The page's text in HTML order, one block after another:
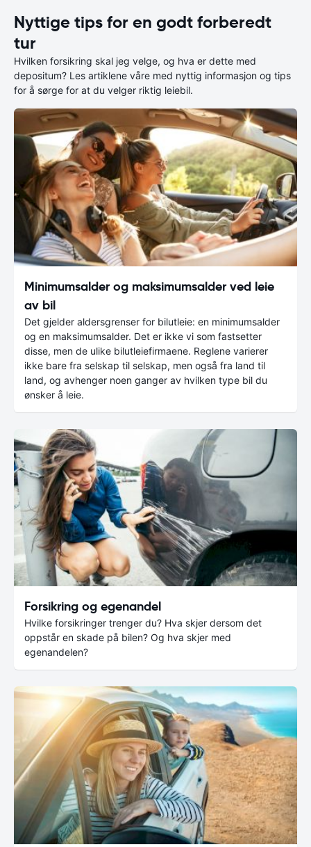
Nyttige tips for en godt forberedt
tur
Hvilken forsikring skal jeg velge, og hva er dette med
depositum? Les artiklene våre med nyttig informasjon og tips
for å sørge for at du velger riktig leiebil.
Minimumsalder og maksimumsalder ved leie
av bil
Det gjelder aldersgrenser for bilutleie: en minimumsalder
og en maksimumsalder. Det er ikke vi som fastsetter
disse, men de ulike bilutleiefirmaene. Reglene varierer
ikke bare fra selskap til selskap, men også fra land til
land, og avhenger noen ganger av hvilken type bil du
ønsker å leie.
Forsikring og egenandel
Hvilke forsikringer trenger du? Hva skjer dersom det
oppstår en skade på bilen? Og hva skjer med
egenandelen?